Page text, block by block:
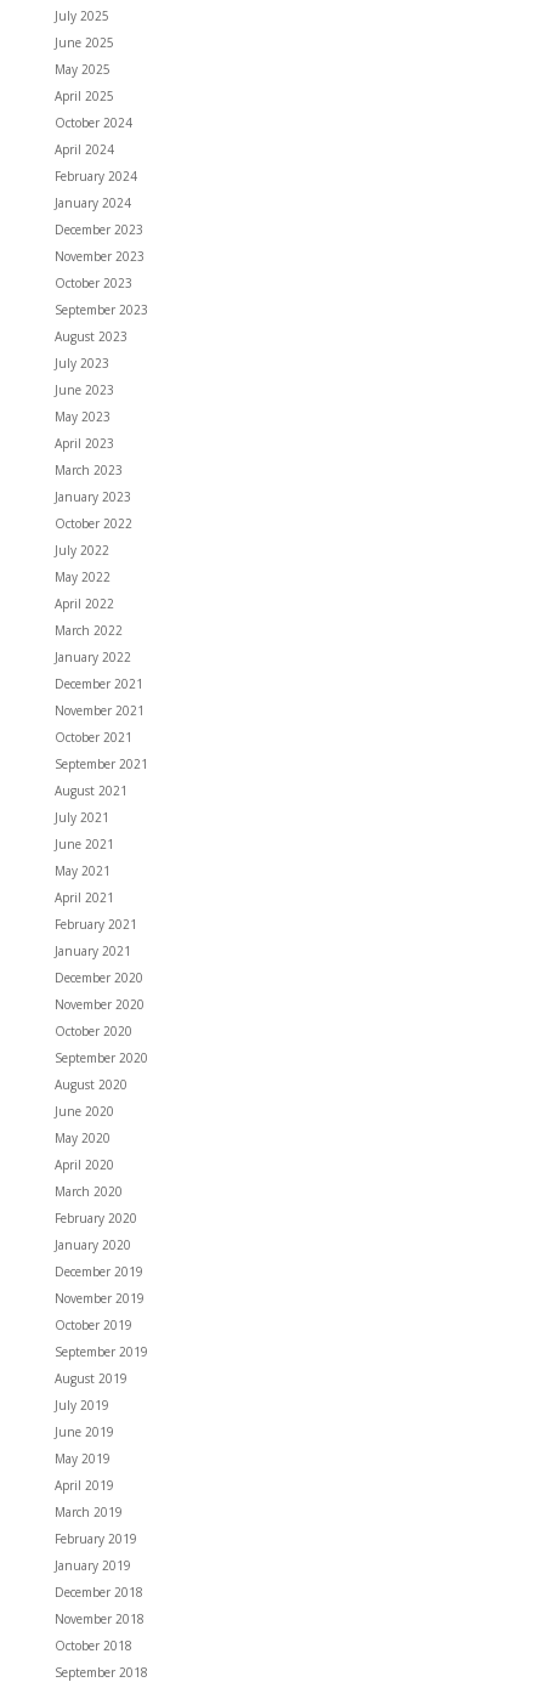
July 2025
June 2025
May 2025
April 2025
October 2024
April 2024
February 2024
January 2024
December 2023
November 2023
October 2023
September 2023
August 2023
July 2023
June 2023
May 2023
April 2023
March 2023
January 2023
October 2022
July 2022
May 2022
April 2022
March 2022
January 2022
December 2021
November 2021
October 2021
September 2021
August 2021
July 2021
June 2021
May 2021
April 2021
February 2021
January 2021
December 2020
November 2020
October 2020
September 2020
August 2020
June 2020
May 2020
April 2020
March 2020
February 2020
January 2020
December 2019
November 2019
October 2019
September 2019
August 2019
July 2019
June 2019
May 2019
April 2019
March 2019
February 2019
January 2019
December 2018
November 2018
October 2018
September 2018